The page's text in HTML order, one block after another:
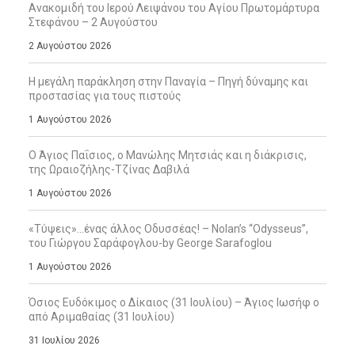
Ανακομιδή του Ιερού Λειψάνου του Αγίου Πρωτομάρτυρα
Στεφάνου – 2 Αυγούστου
2 Αυγούστου 2026
Η μεγάλη παράκληση στην Παναγία – Πηγή δύναμης και
προστασίας για τους πιστούς
1 Αυγούστου 2026
Ο Άγιος Παΐσιος, ο Μανώλης Μητσιάς και η διάκρισις,
της Ωραιοζήλης-Τζίνας Δαβιλά
1 Αυγούστου 2026
«Τύψεις»…ένας άλλος Οδυσσέας! – Nolan’s “Odysseus”,
του Γιώργου Σαράφογλου-by George Sarafoglou
1 Αυγούστου 2026
Όσιος Ευδόκιμος ο Δίκαιος (31 Ιουλίου) – Άγιος Ιωσήφ ο
από Αριμαθαίας (31 Ιουλίου)
31 Ιουλίου 2026